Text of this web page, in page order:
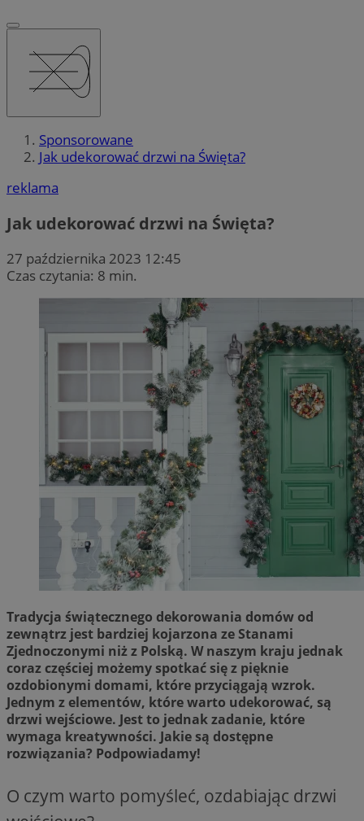
Sponsorowane
Jak udekorować drzwi na Święta?
reklama
Jak udekorować drzwi na Święta?
27 października 2023 12:45
Czas czytania: 8 min.
Tradycja świątecznego dekorowania domów od
zewnątrz jest bardziej kojarzona ze Stanami
Zjednoczonymi niż z Polską. W naszym kraju jednak
coraz częściej możemy spotkać się z pięknie
ozdobionymi domami, które przyciągają wzrok.
Jednym z elementów, które warto udekorować, są
drzwi wejściowe. Jest to jednak zadanie, które
wymaga kreatywności. Jakie są dostępne
rozwiązania? Podpowiadamy!
O czym warto pomyśleć, ozdabiając drzwi